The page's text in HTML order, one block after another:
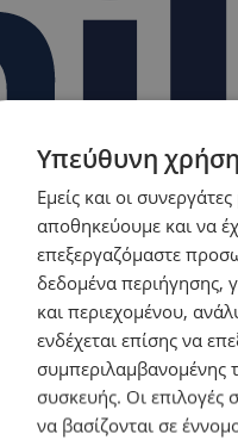
2025
Υπεύθυνη
Εμείς και οι
αποθηκεύουμε και να
επεξεργαζόμαστε
δεδομένα περιήγησης,
και περιεχομένου,
ενδέχεται επίσης να
συμπεριλαμβανομένης
συσκευής. Οι επιλογές
να βασίζονται σε